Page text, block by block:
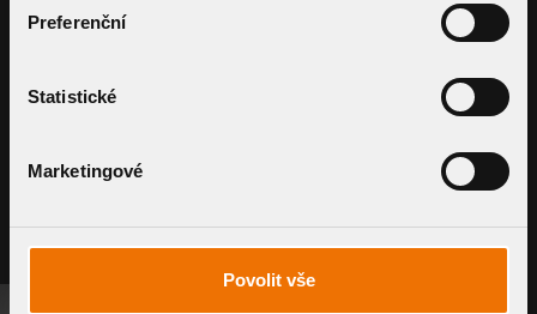
Preferenční
Statistické
Marketingové
Povolit vše